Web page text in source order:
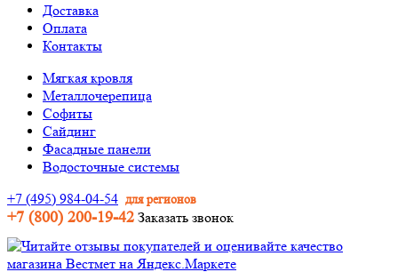
Доставка
Оплата
Контакты
Мягкая кровля
Металлочерепица
Софиты
Сайдинг
Фасадные панели
Водосточные системы
+7 (495) 984-04-54 для регионов
+7 (800) 200-19-42 Заказать звонок